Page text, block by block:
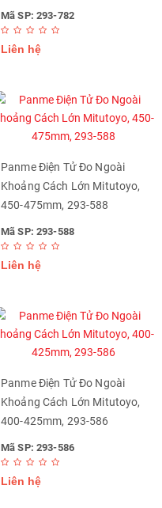
Mã SP: 293-782
Liên hệ
Panme Điện Tử Đo Ngoài
Khoảng Cách Lớn Mitutoyo,
450-475mm, 293-588
Mã SP: 293-588
Liên hệ
Panme Điện Tử Đo Ngoài
Khoảng Cách Lớn Mitutoyo,
400-425mm, 293-586
Mã SP: 293-586
Liên hệ